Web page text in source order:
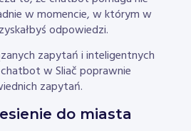
w momencie, w którym w
odpowiedzi.
zapytań i inteligentnych
w Sliač poprawnie
zapytań.
do miasta